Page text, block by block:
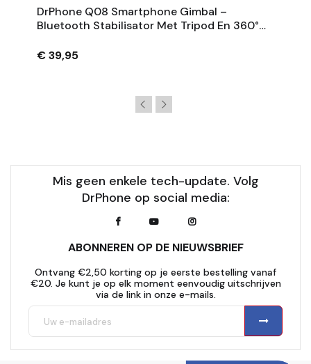
DrPhone Q08 Smartphone Gimbal –
Bluetooth Stabilisator Met Tripod En 360°
€ 39,95
Mis geen enkele tech-update. Volg
DrPhone op social media:
ABONNEREN OP DE NIEUWSBRIEF
Ontvang €2,50 korting op je eerste bestelling vanaf
€20. Je kunt je op elk moment eenvoudig uitschrijven
via de link in onze e-mails.